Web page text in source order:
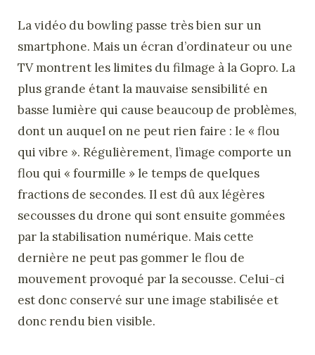
La vidéo du bowling passe très bien sur un
smartphone. Mais un écran d’ordinateur ou une
TV montrent les limites du filmage à la Gopro. La
plus grande étant la mauvaise sensibilité en
basse lumière qui cause beaucoup de problèmes,
dont un auquel on ne peut rien faire : le « flou
qui vibre ». Régulièrement, l’image comporte un
flou qui « fourmille » le temps de quelques
fractions de secondes. Il est dû aux légères
secousses du drone qui sont ensuite gommées
par la stabilisation numérique. Mais cette
dernière ne peut pas gommer le flou de
mouvement provoqué par la secousse. Celui-ci
est donc conservé sur une image stabilisée et
donc rendu bien visible.